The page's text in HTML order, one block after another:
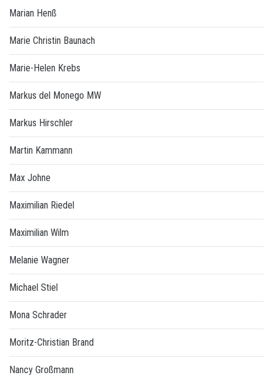
Marian Henß
Marie Christin Baunach
Marie-Helen Krebs
Markus del Monego MW
Markus Hirschler
Martin Kammann
Max Johne
Maximilian Riedel
Maximilian Wilm
Melanie Wagner
Michael Stiel
Mona Schrader
Moritz-Christian Brand
Nancy Großmann